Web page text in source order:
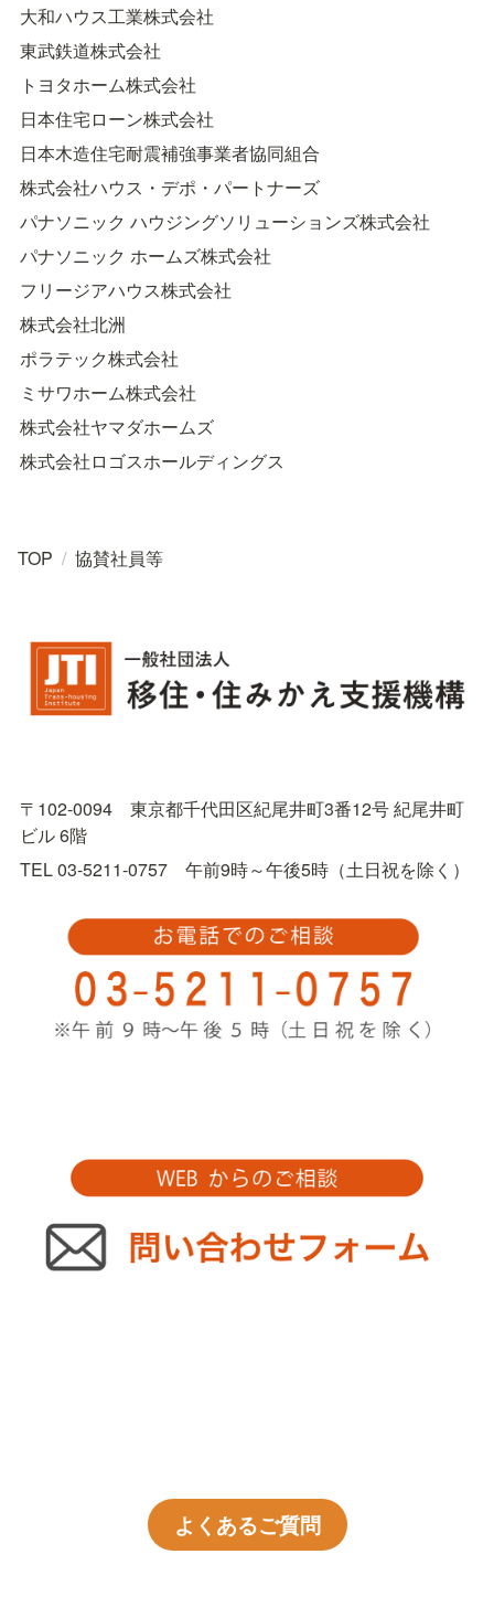
大和ハウス工業株式会社
東武鉄道株式会社
トヨタホーム株式会社
日本住宅ローン株式会社
日本木造住宅耐震補強事業者協同組合
株式会社ハウス・デポ・パートナーズ
パナソニック ハウジングソリューションズ株式会社
パナソニック ホームズ株式会社
フリージアハウス株式会社
株式会社北洲
ポラテック株式会社
ミサワホーム株式会社
株式会社ヤマダホームズ
株式会社ロゴスホールディングス
TOP / 協賛社員等
〒102-0094　東京都千代田区紀尾井町3番12号 紀尾井町
ビル 6階
TEL 03-5211-0757　午前9時～午後5時（土日祝を除く）
よくあるご質問